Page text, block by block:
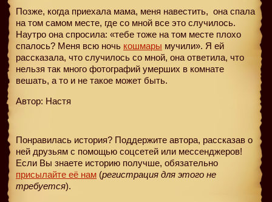
Позже, когда приехала мама, меня навестить, она спала
на том самом месте, где со мной все это случилось.
Наутро она спросила: «тебе тоже на том месте плохо
спалось? Меня всю ночь кошмары мучили». Я ей
рассказала, что случилось со мной, она ответила, что
нельзя так много фотографий умерших в комнате
вешать, а то и не такое может быть.
Автор: Настя
Понравилась история? Поддержите автора, рассказав о
ней друзьям с помощью соцсетей или мессенджеров!
Если Вы знаете историю получше, обязательно
присылайте её нам (регистрация для этого не
требуется).